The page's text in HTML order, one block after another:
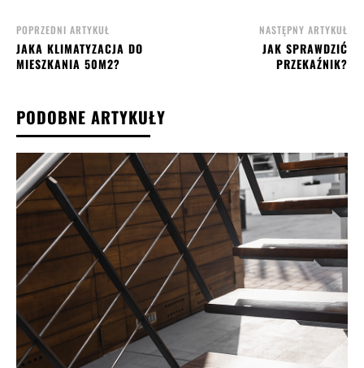
POPRZEDNI ARTYKUŁ
JAKA KLIMATYZACJA DO
MIESZKANIA 50M2?
NASTĘPNY ARTYKUŁ
JAK SPRAWDZIĆ
PRZEKAŹNIK?
PODOBNE ARTYKUŁY